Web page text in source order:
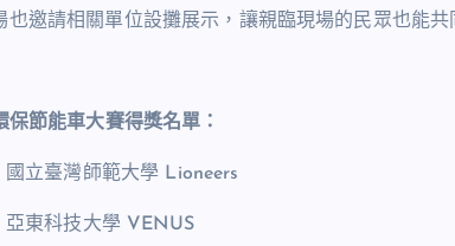
也邀請相關單位設攤展示，讓親臨現場的民眾也能共
保節能車大賽得獎名單：
立臺灣師範大學 Lioneers
亞東科技大學 VENUS